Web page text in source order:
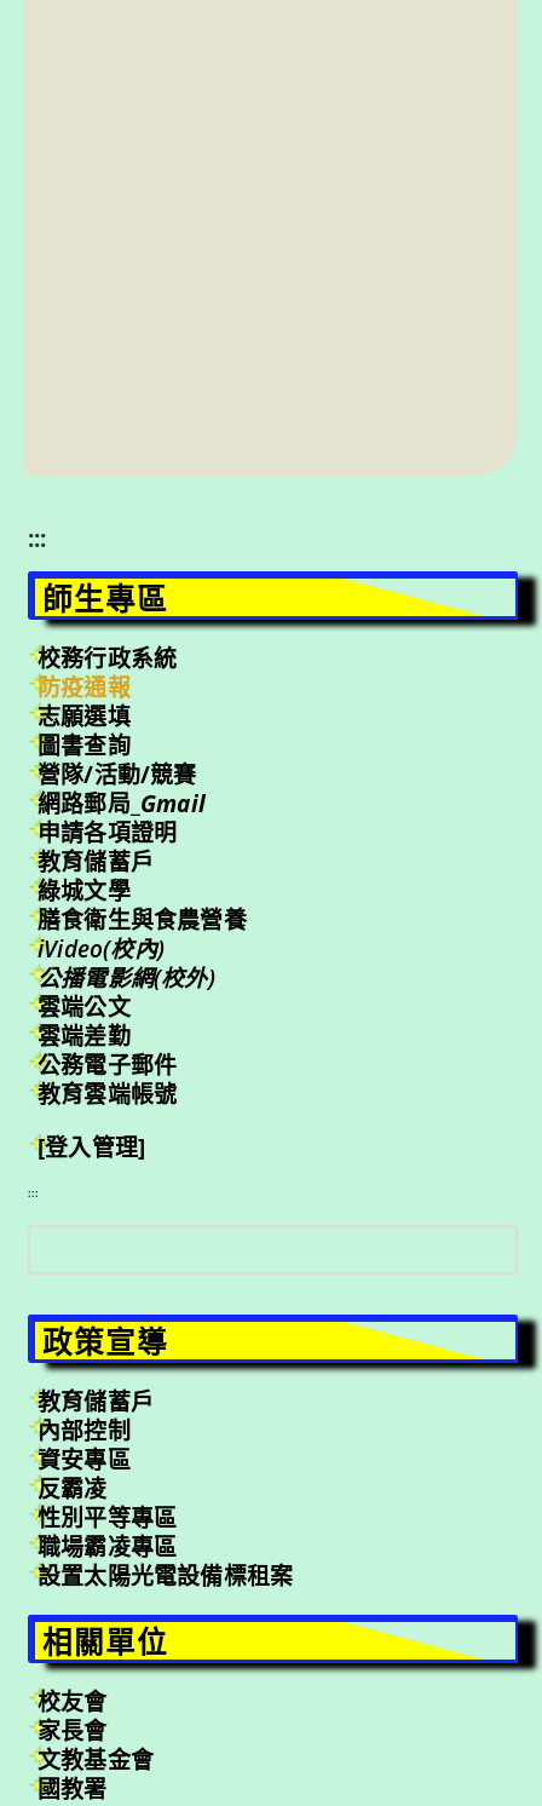
:::
師生專區
校務行政系統
防疫通報
志願選填
圖書查詢
營隊/活動/競賽
網路郵局_ Gmail
申請各項證明
教育儲蓄戶
綠城文學
膳食衛生與食農營養
iVideo(校內)
公播電影網(校外)
雲端公文
雲端差勤
公務電子郵件
教育雲端帳號
[登入管理]
:::
搜
尋
政策宣導
教育儲蓄戶
內部控制
資安專區
反霸凌
性別平等專區
職場霸凌專區
設置太陽光電設備標租案
相關單位
校友會
家長會
文教基金會
國教署